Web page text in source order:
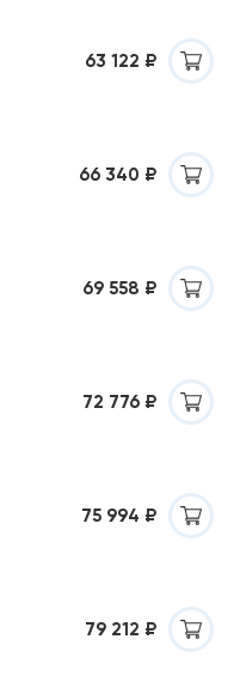
63 122 ₽
66 340 ₽
69 558 ₽
72 776 ₽
75 994 ₽
79 212 ₽